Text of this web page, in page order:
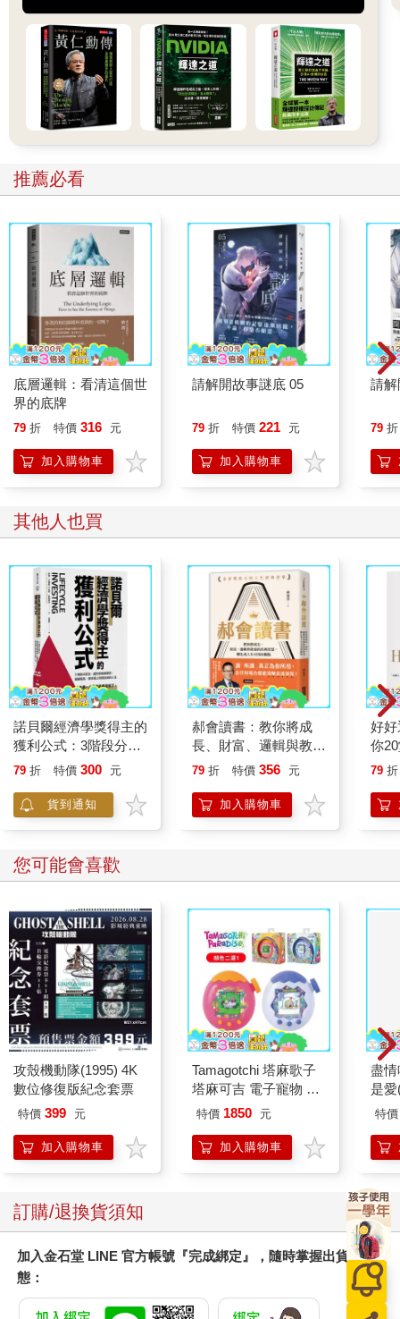
推薦必看
底層邏輯：看清這個世
界的底牌
79 折 特價 316 元
加入購物車
請解開故事謎底 05
79 折 特價 221 元
加入購物車
請解
79 折
其他人也買
諾貝爾經濟學獎得主的
獲利公式：3階段分配
法，讓投資風險更低，
務自由的人生
79 折 特價 300 元
貨到通知
郝會讀書：教你將成
長、財富、邏輯與教養
的經典智慧，轉化成人
79 折 特價 356 元
加入購物車
好
你
功
79 折
您可能會喜歡
攻殼機動隊(1995) 4K
數位修復版紀念套票
特價 399 元
加入購物車
Tamagotchi 塔麻歌子
塔麻可吉 電子寵物 樂
園系列（熱帶橙果／極
特價 1850 元
加入購物車
盡
是
特價
訂購/退換貨須知
加入金石堂 LINE 官方帳號『完成綁定』，隨時掌握出貨動
態：